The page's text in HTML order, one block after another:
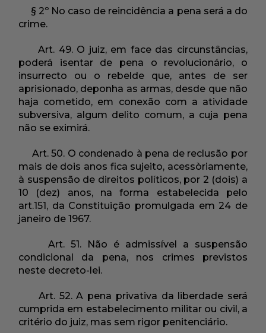
§ 2º No caso de reincidência a pena será a do
crime.
Art. 49. O juiz, em face das circunstâncias,
poderá isentar de pena o revolucionário, o
insurrecto ou o rebelde que, antes de ser
aprisionado, deponha as armas, desde que não
haja cometido, em conexão com a atividade
subversiva, algum delito comum, a cuja pena
não se eximirá.
Art. 50. O condenado à pena de reclusão por
mais de dois anos fica sujeito, acessòriamente,
à suspensão de direitos políticos, por 2 (dois) a
10 (dez) anos, na forma estabelecida pelo
art.151, da Constituição promulgada em 24 de
janeiro de 1967.
Art. 51. Não é admissível a suspensão
condicional da pena, nos crimes previstos
neste decreto-lei.
Art. 52. A pena privativa da liberdade será
cumprida em estabelecimento militar ou civil, a
critério do juiz, mas sem rigor penitenciário.